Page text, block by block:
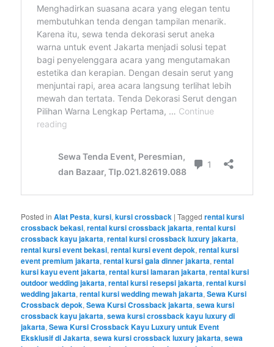
Posted in Alat Pesta,kursi,kursi crossback |Tagged rental kursi
crossback bekasi,rental kursi crossback jakarta,rental kursi
crossback kayu jakarta,rental kursi crossback luxury jakarta,
rental kursi event bekasi,rental kursi event depok,rental kursi
event premium jakarta,rental kursi gala dinner jakarta,rental
kursi kayu event jakarta,rental kursi lamaran jakarta,rental kursi
outdoor wedding jakarta,rental kursi resepsi jakarta,rental kursi
wedding jakarta,rental kursi wedding mewah jakarta,Sewa Kursi
Crossback depok,Sewa Kursi Crossback jakarta,sewa kursi
crossback kayu jakarta,sewa kursi crossback kayu luxury di
jakarta,Sewa Kursi Crossback Kayu Luxury untuk Event
Eksklusif di Jakarta,sewa kursi crossback luxury jakarta,sewa